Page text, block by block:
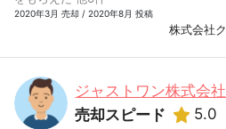
2020年3月 売却 / 2020年8月 投稿
株式会社
ジャストワン株式会社
売却スピード
5.0